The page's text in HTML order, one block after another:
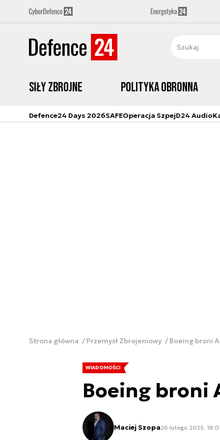
Siły zbrojne Polityka obronna
Defence24 Days 2026SAFEOperacja SzpejD24 Audio
Strona główna Przemysł Zbrojeniowy Boeing broni
WIADOMOŚCI
Boeing broni
Maciej Szopa26 lutego 2025,